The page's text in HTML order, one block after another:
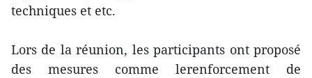
techniques et etc.
Lors de la réunion, les participants ont proposé
des mesures comme lerenforcement de